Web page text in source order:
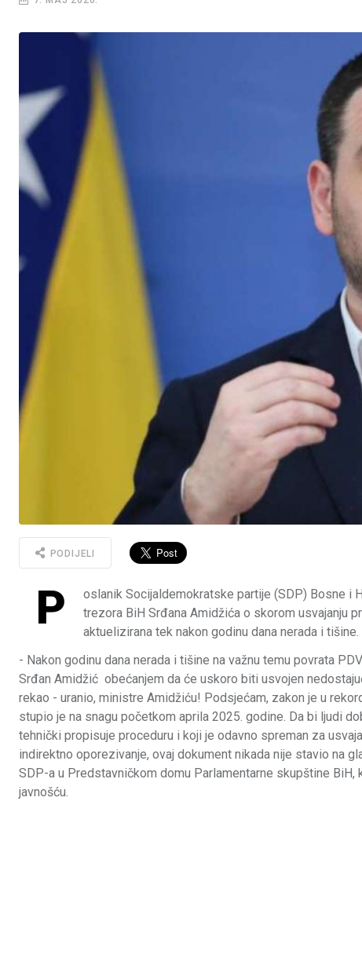
PODIJELI
P
oslanik Socijaldemokratske partije (SDP) Bosne i
trezora BiH Srđana Amidžića o skorom usvajanju
aktuelizirana tek nakon godinu dana nerada i tišine.
- Nakon godinu dana nerada i tišine na važnu temu povrata
Srđan Amidžić obećanjem da će uskoro biti usvojen
rekao - uranio, ministre Amidžiću! Podsjećam, zakon je u
stupio je na snagu početkom aprila 2025. godine. Da bi ljudi
tehnički propisuje proceduru i koji je odavno spreman za
indirektno oporezivanje, ovaj dokument nikada nije stavio na
SDP-a u Predstavničkom domu Parlamentarne skupštine
javnošću.